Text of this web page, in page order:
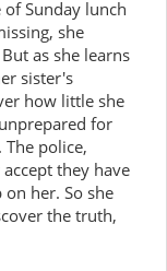
Sunday lunch
she
as she learns
sister's
how little she
for
police,
they have
on her. So she
the truth,